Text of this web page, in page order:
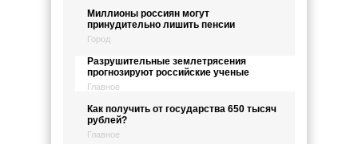
Миллионы россиян могут
принудительно лишить пенсии
Город
Разрушительные землетрясения
прогнозируют российские ученые
Главное
Как получить от государства 650 тысяч
рублей?
Главное